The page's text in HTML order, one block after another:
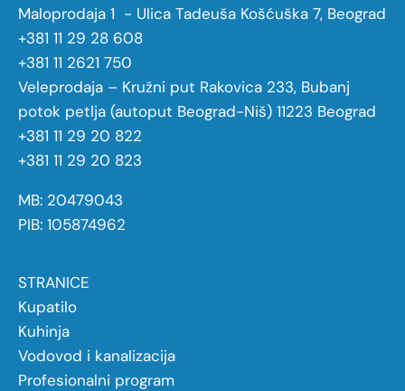
Maloprodaja 1 - Ulica Tadeuša Košćuška 7, Beograd
+381 11 29 28 608
+381 11 2621 750
Veleprodaja – Kružni put Rakovica 233, Bubanj
potok petlja (autoput Beograd-Niš) 11223 Beograd
+381 11 29 20 822
+381 11 29 20 823
MB: 20479043
PIB: 105874962
STRANICE
Kupatilo
Kuhinja
Vodovod i kanalizacija
Profesionalni program